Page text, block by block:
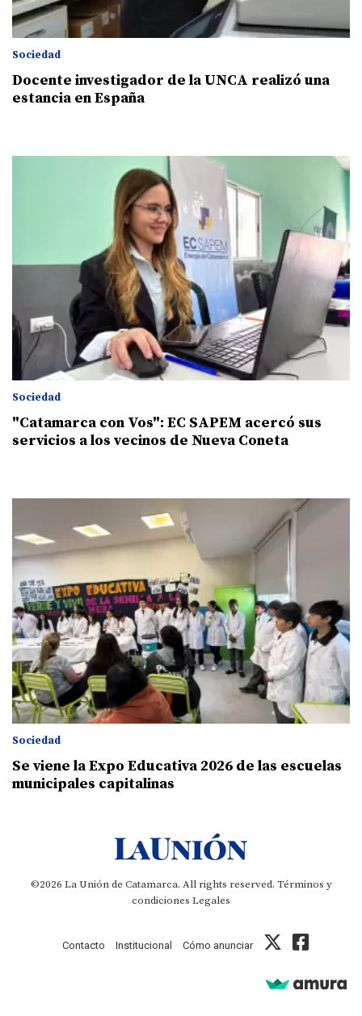
Sociedad
Docente investigador de la UNCA realizó una
estancia en España
Sociedad
"Catamarca con Vos": EC SAPEM acercó sus
servicios a los vecinos de Nueva Coneta
Sociedad
Se viene la Expo Educativa 2026 de las escuelas
municipales capitalinas
©2026 La Unión de Catamarca. All rights reserved. Términos y
condiciones Legales
Contacto Institucional Cómo anunciar